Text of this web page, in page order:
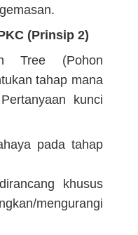
(Prinsip 2)
Tree (Pohon
tahap mana
kunci
pada tahap
khusus
mengurangi